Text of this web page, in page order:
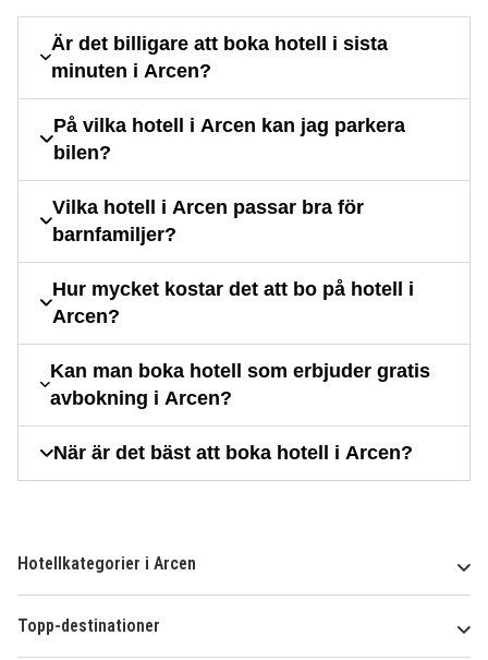
Är det billigare att boka hotell i sista
minuten i Arcen?
På vilka hotell i Arcen kan jag parkera
bilen?
Vilka hotell i Arcen passar bra för
barnfamiljer?
Hur mycket kostar det att bo på hotell i
Arcen?
Kan man boka hotell som erbjuder gratis
avbokning i Arcen?
När är det bäst att boka hotell i Arcen?
Hotellkategorier i Arcen
Topp-destinationer